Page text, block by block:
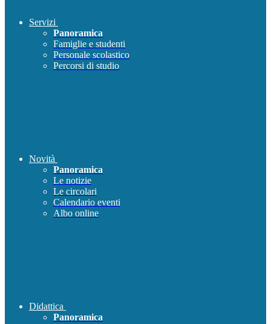
Servizi
Panoramica
Famiglie e studenti
Personale scolastico
Percorsi di studio
Novità
Panoramica
Le notizie
Le circolari
Calendario eventi
Albo online
Didattica
Panoramica